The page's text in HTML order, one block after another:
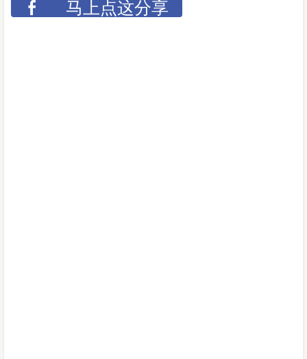
马上点这分享